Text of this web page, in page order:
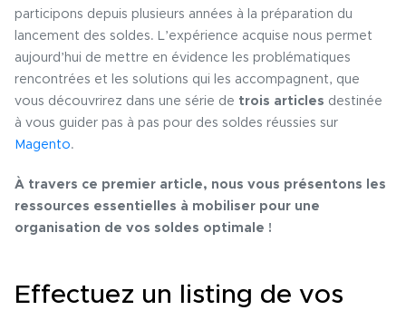
participons depuis plusieurs années à la préparation du
lancement des soldes. L’expérience acquise nous permet
aujourd’hui de mettre en évidence les problématiques
rencontrées et les solutions qui les accompagnent, que
vous découvrirez dans une série de trois articles destinée
à vous guider pas à pas pour des soldes réussies sur
Magento.
À travers ce premier article, nous vous présentons les
ressources essentielles à mobiliser pour une
organisation de vos soldes optimale !
Effectuez un listing de vos